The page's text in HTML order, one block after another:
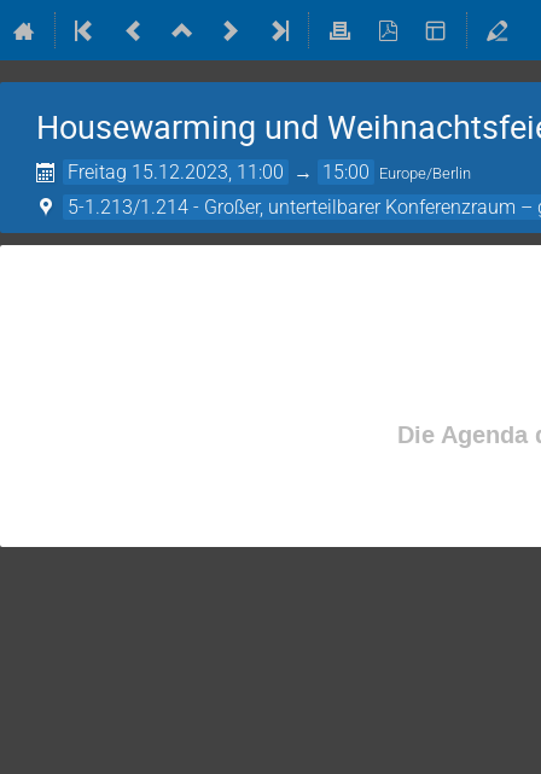
Housewarming und
Freitag 15.12.2023, 11:00 → 15:00 Europe/Berlin
5-1.213/1.214 - Großer, unterteilbarer Konferenzraum
Die